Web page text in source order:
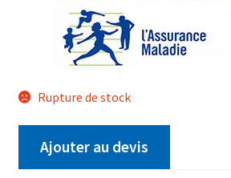
Rupture de stock
Ajouter au devis